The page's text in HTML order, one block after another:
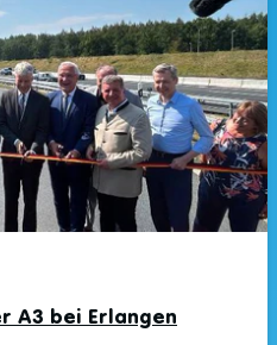
A3 bei Erlangen